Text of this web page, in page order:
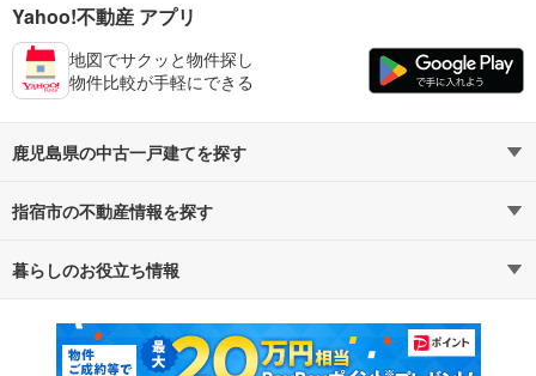
Yahoo!不動産 アプリ
地図でサクッと物件探し
物件比較が手軽にできる
鹿児島県の中古一戸建てを探す
路線・駅から探す
通勤・通学時間から探す
指宿市の不動産情報を探す
不動産・住宅
新築マンション 中古マンション
暮らしのお役立ち情報
マンションカタログ 教えて！住まいの先生